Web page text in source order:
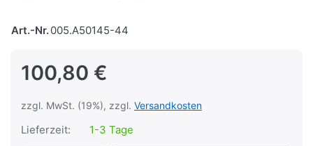
Art.-Nr.005.A50145-44
100,80 €
zzgl. MwSt. (19%), zzgl. Versandkosten
Lieferzeit: 1-3 Tage